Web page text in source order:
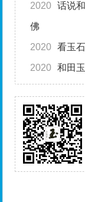
2020 话说
佛
2020 看玉
2020 和田